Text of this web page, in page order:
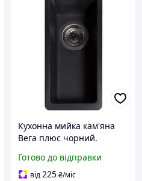
Кухонна мийка кам'яна
Вега плюс чорний.
Гранітна з штучного
каменю раковина
Готово до відправки
від225₴/міс